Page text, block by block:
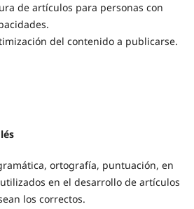
de artículos para personas con
del contenido a publicarse.
ortografía, puntuación, en
en el desarrollo de artículos
los correctos.